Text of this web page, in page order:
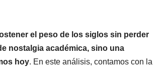
el peso de los siglos sin perder
nostalgia académica, sino una
hoy. En este análisis, contamos con la